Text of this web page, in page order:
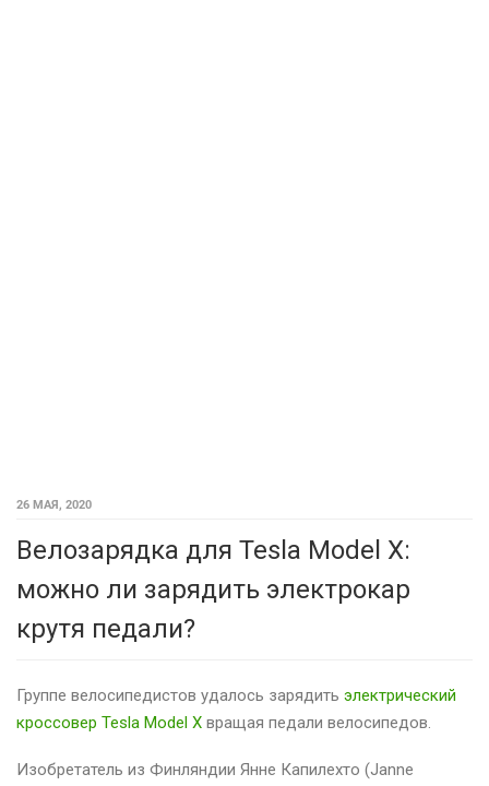
26 МАЯ, 2020
Велозарядка для Tesla Model X:
можно ли зарядить электрокар
крутя педали?
Группе велосипедистов удалось зарядить электрический
кроссовер Tesla Model X вращая педали велосипедов.
Изобретатель из Финляндии Янне Капилехто (Janne